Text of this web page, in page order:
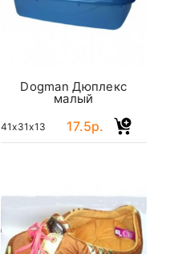
Dogman Дюплекс
малый
41x31x13 17.5р.